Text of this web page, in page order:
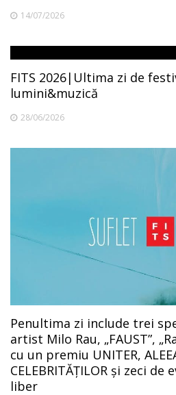
14/07/2026
FITS 2026|Ultima zi de
lumini&muzică
28/06/2026
Penultima zi include trei
artist Milo Rau, „FAUST”,
cu un premiu UNITER,
CELEBRITĂȚILOR și zeci
liber